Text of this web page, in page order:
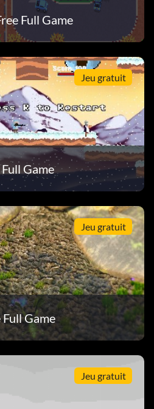
Full Game
Jeu gratuit
Game
Jeu gratuit
Full Game
Jeu gratuit